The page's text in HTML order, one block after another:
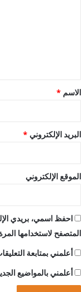
*
الاسم *
البريد الإلكتروني *
الموقع الإلكتروني
احفظ اسمي، بريدي
المتصفح لاستخدامها
أعلمني بمتابعة
أعلمني بالمواضيع